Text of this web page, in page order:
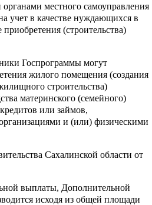
местного самоуправления
учет в качестве нуждающихся в
(строительства)
Госпрограммы могут
жилого помещения (создания
строительства)
материнского (семейного)
или займов,
и (или) физическими
Сахалинской области от
выплаты, Дополнительной
исходя из общей площади